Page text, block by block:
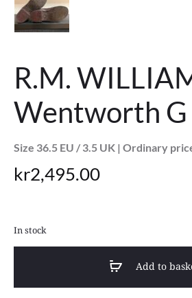
R.M.
Wentworth G
Size 36.5 EU / 3.5 UK | Ordinary
kr2,495.00
In stock
Add to